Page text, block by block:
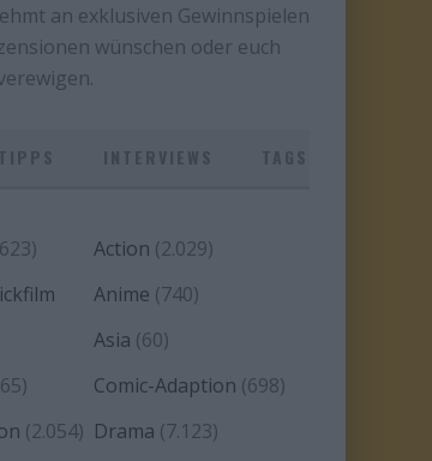
an exklusiven Gewinnspielen
wünschen oder euch
Action (2.029)
Anime (740)
Asia (60)
Comic-Adaption (698)
(2.054) Drama (7.123)